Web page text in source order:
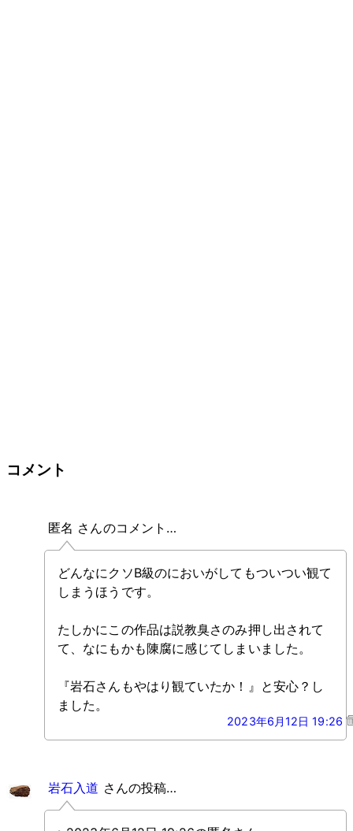
コメント
匿名 さんのコメント…
どんなにクソB級のにおいがしてもついつい観て
しまうほうです。
たしかにこの作品は説教臭さのみ押し出されて
て、なにもかも陳腐に感じてしまいました。
『岩石さんもやはり観ていたか！』と安心？し
ました。
2023年6月12日 19:26
岩石入道 さんの投稿…